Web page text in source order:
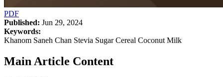
PDF
Published: Jun 29, 2024
Keywords:
Khanom Saneh Chan Stevia Sugar Cereal Coconut Milk
Main Article Content